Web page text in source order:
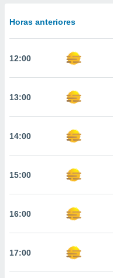
contenido
coste.
botón
a la
la
ya sean
en
perfil
ACEPTAR
CONTINUAR
Horas anteriores
12:00
13:00
14:00
15:00
16:00
17:00